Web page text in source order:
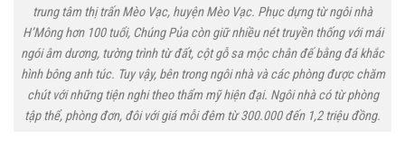
trung tâm thị trấn Mèo Vạc, huyện Mèo Vạc. Phục dựng từ ngôi nhà
H’Mông hơn 100 tuổi, Chúng Pủa còn giữ nhiều nét truyền thống với mái
ngói âm dương, tường trình từ đất, cột gỗ sa mộc chân đế bằng đá khắc
hình bông anh túc. Tuy vậy, bên trong ngôi nhà và các phòng được chăm
chút với những tiện nghi theo thẩm mỹ hiện đại. Ngôi nhà có từ phòng
tập thể, phòng đơn, đôi với giá mỗi đêm từ 300.000 đến 1,2 triệu đồng.